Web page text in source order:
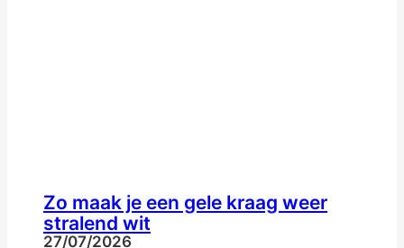
Zo maak je een gele kraag weer
stralend wit
27/07/2026